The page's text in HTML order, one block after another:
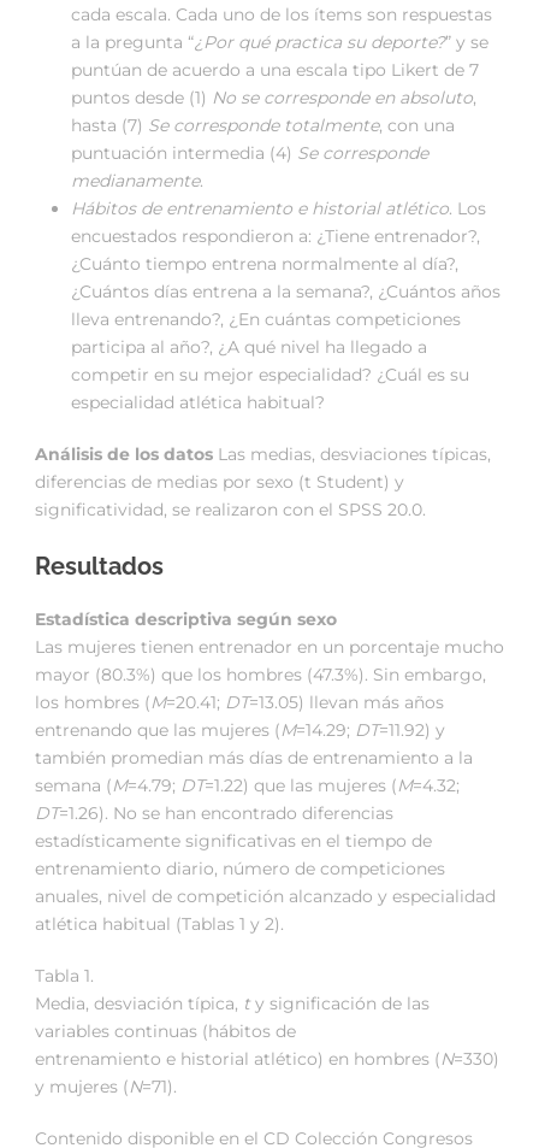
cada escala. Cada uno de los ítems son respuestas
a la pregunta “¿Por qué practica su deporte?” y se
puntúan de acuerdo a una escala tipo Likert de 7
puntos desde (1) No se corresponde en absoluto,
hasta (7) Se corresponde totalmente, con una
puntuación intermedia (4) Se corresponde
medianamente.
Hábitos de entrenamiento e historial atlético. Los
encuestados respondieron a: ¿Tiene entrenador?,
¿Cuánto tiempo entrena normalmente al día?,
¿Cuántos días entrena a la semana?, ¿Cuántos años
lleva entrenando?, ¿En cuántas competiciones
participa al año?, ¿A qué nivel ha llegado a
competir en su mejor especialidad? ¿Cuál es su
especialidad atlética habitual?
Análisis de los datos Las medias, desviaciones típicas,
diferencias de medias por sexo (t Student) y
significatividad, se realizaron con el SPSS 20.0.
Resultados
Estadística descriptiva según sexo
Las mujeres tienen entrenador en un porcentaje mucho
mayor (80.3%) que los hombres (47.3%). Sin embargo,
los hombres (M=20.41; DT=13.05) llevan más años
entrenando que las mujeres (M=14.29; DT=11.92) y
también promedian más días de entrenamiento a la
semana (M=4.79; DT=1.22) que las mujeres (M=4.32;
DT=1.26). No se han encontrado diferencias
estadísticamente significativas en el tiempo de
entrenamiento diario, número de competiciones
anuales, nivel de competición alcanzado y especialidad
atlética habitual (Tablas 1 y 2).
Tabla 1.
Media, desviación típica, t y significación de las
variables continuas (hábitos de
entrenamiento e historial atlético) en hombres (N=330)
y mujeres (N=71).
Contenido disponible en el CD Colección Congresos